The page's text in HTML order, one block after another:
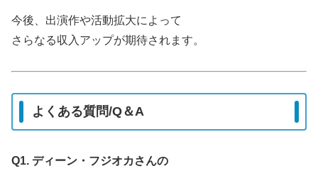
今後、出演作や活動拡大によって
さらなる収入アップが期待されます。
よくある質問/Q＆A
Q1. ディーン・フジオカさんの